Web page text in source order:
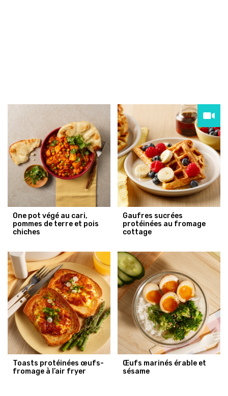
One pot végé au cari,
pommes de terre et pois
chiches
Gaufres sucrées
protéinées au fromage
cottage
Toasts protéinées œufs-
fromage à l’air fryer
Œufs marinés érable et
sésame